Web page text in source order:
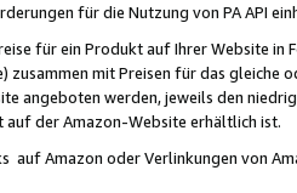
für die Nutzung von PA API
für ein Produkt auf Ihrer Website
zusammen mit Preisen für das
angeboten werden, jeweils den
auf der Amazon-Website erhältlich ist.
auf Amazon oder Verlinkungen von